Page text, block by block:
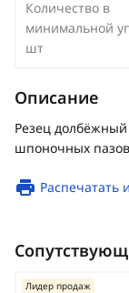
Количество в
минимальной
шт
Описание
Резец
шпоночных пазов
Лидер продаж